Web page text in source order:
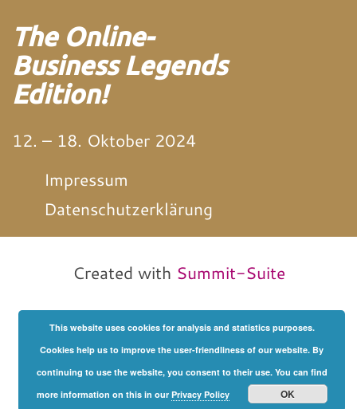
The Online-
Business Legends
Edition!
12. – 18. Oktober 2024
Impressum
Datenschutzerklärung
Created with Summit-Suite
This website uses cookies for analysis and statistics purposes.
Cookies help us to improve the user-friendliness of our website. By
continuing to use the website, you consent to their use. You can find
more information on this in our Privacy Policy OK